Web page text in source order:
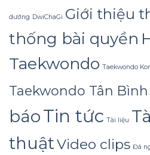
dưỡng DwiChaGi Giới thiệu
thống bài quyền
Taekwondo Taekwondo
Taekwondo Tân Bình
báoTin tức Tài liệu
thuậtVideo clips Đá